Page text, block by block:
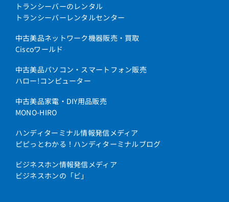
トランシーバーのレンタル
トランシーバーレンタルセンター
中古美品ネットワーク機器販売・買取
Ciscoワールド
中古美品パソコン・スマートフォン販売
ハロー!コンピューター
中古美品家電・DIY用品販売
MONO-HIRO
ハンディターミナル情報発信メディア
ピピっとわかる！ハンディターミナルブログ
ビジネスホン情報発信メディア
ビジネスホンの「ビ」